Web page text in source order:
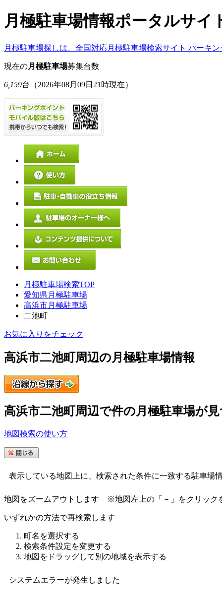
月極駐車場情報ポータルサイ
月極駐車場探しは、全国対応月極駐車場検索サイト パーキン
現在の月極駐車場募集台数
6,159台 （2026年08月09日21時現在）
月極駐車場検索TOP
愛知県月極駐車場
高浜市月極駐車場
二池町
お気に入りをチェック
高浜市二池町周辺の月極駐車場情報
高浜市二池町周辺で件の月極駐車場が
地図検索の使い方
表示している地図上に、検索された条件に一致する駐車場
地図をズームアウトします ※地図左上の「－」をクリック
いずれかの方法で再検索します
町名を選択する
検索条件設定を変更する
地図をドラッグして別の地域を表示する
システムエラーが発生しました